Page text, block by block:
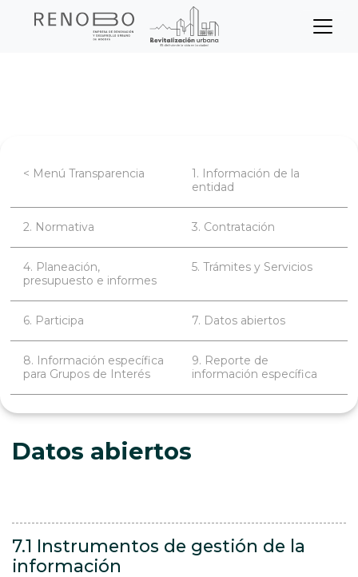
Sitio Web Empresa de
Transparencia
< Menú Transparencia
1. Información de la
entidad
2. Normativa 3. Contratación
4. Planeación,
presupuesto e informes
5. Trámites y Servicios
6. Participa 7. Datos abiertos
8. Información específica
para Grupos de Interés
9. Reporte de
información específica
Datos abiertos
7.1 Instrumentos de gestión de la
información